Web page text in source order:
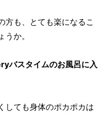
方も、とても楽になるこ
か。
バスタイムのお風呂に入
しても身体のポカポカは